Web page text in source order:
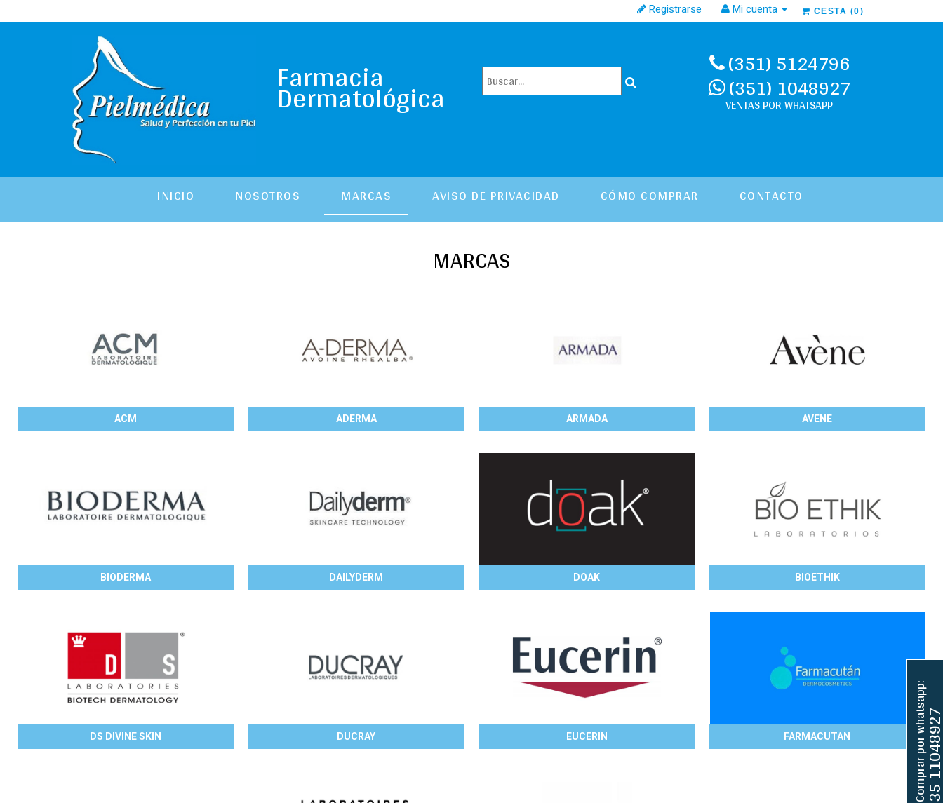
Comprar por whatsapp:
35
CESTA (0)
Registrarse Mi cuenta
Farmacia
Dermatológica
(351) 5124796
(351) 1048927
INICIO NOSOTROS MARCAS AVISO DE PRIVACIDAD CÓMO COMPRAR CONTACTO
MARCAS
ACM ADERMA ARMADA AVENE
BIODERMA DAILYDERM DOAK BIOETHIK
DS DIVINE SKIN DUCRAY EUCERIN FARMACUTAN